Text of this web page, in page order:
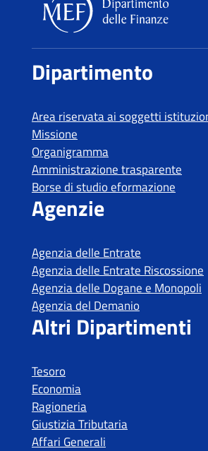
Tesoro
Economia
Ragioneria
Giustizia Tributaria
Affari Generali